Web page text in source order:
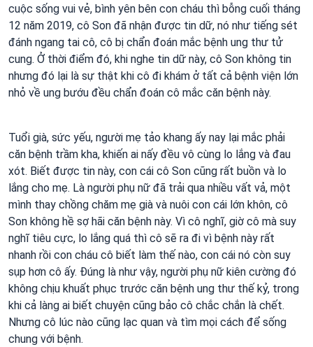
cuộc sống vui vẻ, bình yên bên con cháu thì bỗng cuối tháng
12 năm 2019, cô Son đã nhận được tin dữ, nó như tiếng sét
đánh ngang tai cô, cô bị chẩn đoán mắc bệnh ung thư tử
cung. Ở thời điểm đó, khi nghe tin dữ này, cô Son không tin
nhưng đó lại là sự thật khi cô đi khám ở tất cả bệnh viện lớn
nhỏ về ung bướu đều chẩn đoán cô mắc căn bệnh này.
Tuổi già, sức yếu, người mẹ tảo khang ấy nay lại mắc phải
căn bệnh trầm kha, khiến ai nấy đều vô cùng lo lắng và đau
xót. Biết được tin này, con cái cô Son cũng rất buồn và lo
lắng cho mẹ. Là người phụ nữ đã trải qua nhiều vất vả, một
mình thay chồng chăm mẹ già và nuôi con cái lớn khôn, cô
Son không hề sợ hãi căn bệnh này. Vì cô nghĩ, giờ cô mà suy
nghĩ tiêu cực, lo lắng quá thì cô sẽ ra đi vì bệnh này rất
nhanh rồi con cháu cô biết làm thế nào, con cái nó còn suy
sụp hơn cô ấy. Đúng là như vậy, người phụ nữ kiên cường đó
không chịu khuất phục trước căn bệnh ung thư thế kỷ, trong
khi cả làng ai biết chuyện cũng bảo cô chắc chắn là chết.
Nhưng cô lúc nào cũng lạc quan và tìm mọi cách để sống
chung với bệnh.